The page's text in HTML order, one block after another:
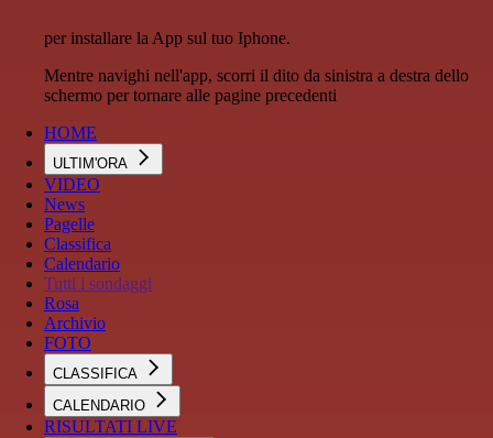
per installare la App sul tuo Iphone.
Mentre navighi nell'app, scorri il dito da sinistra a destra dello
schermo per tornare alle pagine precedenti
HOME
ULTIM'ORA
VIDEO
News
Pagelle
Classifica
Calendario
Tutti i sondaggi
Rosa
Archivio
FOTO
CLASSIFICA
CALENDARIO
RISULTATI LIVE